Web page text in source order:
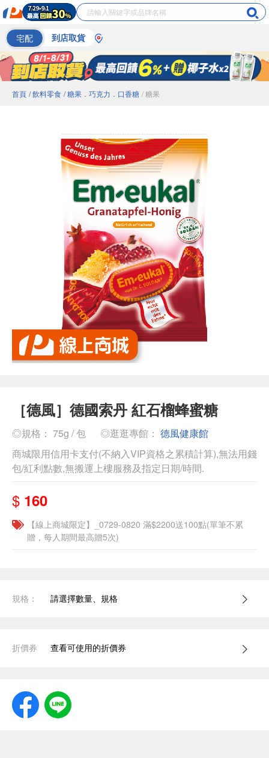
宅配 到店取貨
首頁 / 飲料零食 / 糖果．巧克力．口香糖 / 糖果
［德風］德國索丹 紅石榴蜂蜜糖
◎規格： 75g / 包 ◎逛逛專館： 德風健康館
商城限用信用卡支付(不納入VIP資格之累積計算),無法用錢
包/紅利點數,無搬運上樓服務及指定日期/時間.
$ 160
【線上商城限定】_0729-0820 滿$2200送100點(單筆不累
贈，每人期間最高贈5次)
規格： 請選擇數量、規格
折價券 查看可使用的折價券